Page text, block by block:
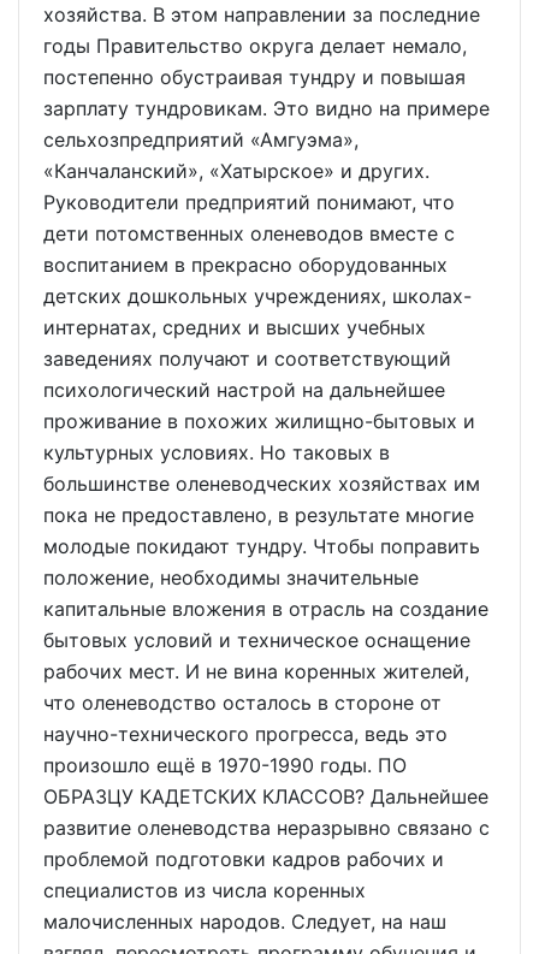
хозяйства. В этом направлении за последние
годы Правительство округа делает немало,
постепенно обустраивая тундру и повышая
зарплату тундровикам. Это видно на примере
сельхозпредприятий «Амгуэма»,
«Канчаланский», «Хатырское» и других.
Руководители предприятий понимают, что
дети потомственных оленеводов вместе с
воспитанием в прекрасно оборудованных
детских дошкольных учреждениях, школах-
интернатах, средних и высших учебных
заведениях получают и соответствующий
психологический настрой на дальнейшее
проживание в похожих жилищно-бытовых и
культурных условиях. Но таковых в
большинстве оленеводческих хозяйствах им
пока не предоставлено, в результате многие
молодые покидают тундру. Чтобы поправить
положение, необходимы значительные
капитальные вложения в отрасль на создание
бытовых условий и техническое оснащение
рабочих мест. И не вина коренных жителей,
что оленеводство осталось в стороне от
научно-технического прогресса, ведь это
произошло ещё в 1970-1990 годы. ПО
ОБРАЗЦУ КАДЕТСКИХ КЛАССОВ? Дальнейшее
развитие оленеводства неразрывно связано с
проблемой подготовки кадров рабочих и
специалистов из числа коренных
малочисленных народов. Следует, на наш